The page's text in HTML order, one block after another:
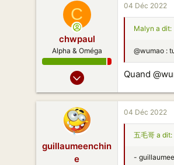
艾菲爾鐵塔
C
chwpaul
Alpha & Oméga
20 Juil 2009
1 185
04 Déc 2022
Malyn a dit:
@wumao :
Quand
guillaumeenchin
e
04 Déc 2022
五毛哥 a dit:
-